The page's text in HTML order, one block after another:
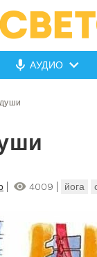
АУДИО
4009 йога